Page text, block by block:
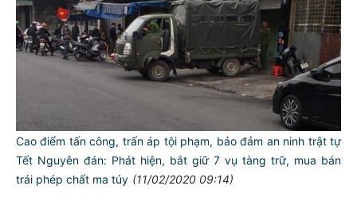
Cao điểm tấn công, trấn áp tội phạm, bảo đảm an ninh trật tự
Tết Nguyên đán: Phát hiện, bắt giữ 7 vụ tàng trữ, mua bán
trái phép chất ma túy (11/02/2020 09:14)
TƯ CÁCH
NGƯỜI CÔNG AN CÁCH MỆNH LÀ:
Đối với đồng sự, phải
THÂN ÁI GIÚP ĐỠ